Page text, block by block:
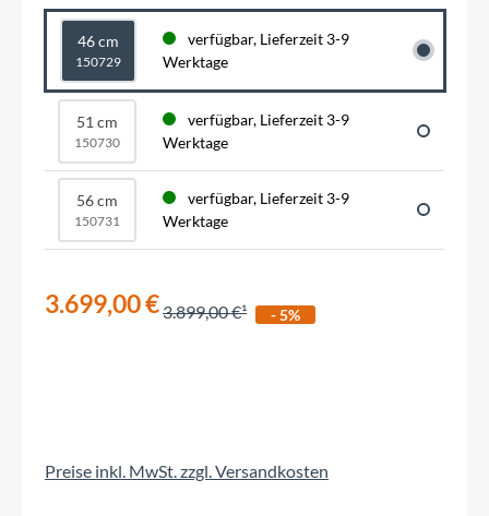
46 cm
150729
verfügbar, Lieferzeit 3-9
Werktage
51 cm
150730
verfügbar, Lieferzeit 3-9
Werktage
56 cm
150731
verfügbar, Lieferzeit 3-9
Werktage
3.699,00 €3.899,00 € - 5%
Preise inkl. MwSt. zzgl. Versandkosten